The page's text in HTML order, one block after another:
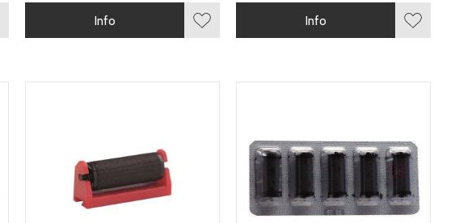
till i favoriter Lägg till i favoriter
Info
Lägg
Info